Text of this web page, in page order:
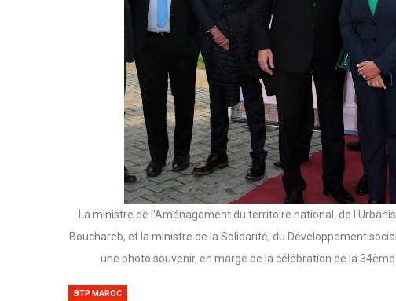
La ministre de l'Aménagement du territoire national, de
Bouchareb, et la ministre de la Solidarité, du Développement
une photo souvenir, en marge de la célébration de la
BTP MAROC